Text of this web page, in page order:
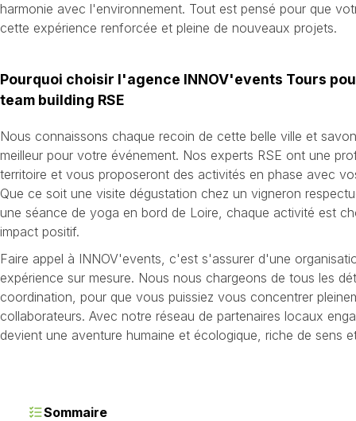
harmonie avec l'environnement. Tout est pensé pour que
cette expérience renforcée et pleine de nouveaux projets.
Pourquoi choisir l'agence INNOV'events Tours
team building RSE
Nous connaissons chaque recoin de cette belle ville et
meilleur pour votre événement. Nos experts RSE ont une
territoire et vous proposeront des activités en phase avec
Que ce soit une visite dégustation chez un vigneron
une séance de yoga en bord de Loire, chaque activité est
impact positif.
Faire appel à INNOV'events, c'est s'assurer d'une
expérience sur mesure. Nous nous chargeons de tous les
coordination, pour que vous puissiez vous concentrer
collaborateurs. Avec notre réseau de partenaires locaux
devient une aventure humaine et écologique, riche de sens
Sommaire